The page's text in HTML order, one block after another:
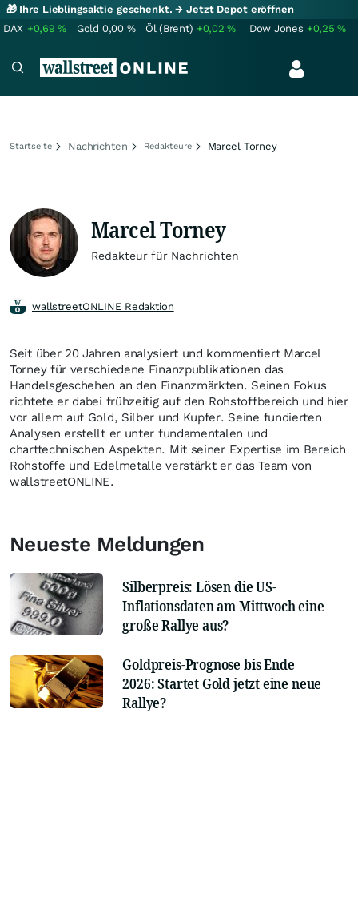
🎁 Ihre Lieblingsaktie geschenkt.→ Jetzt Depot eröffnen
DAX +0,69% Gold 0,00 % Öl (Brent) +0,02% Dow Jones +0,25%
Startseite Nachrichten Redakteure Marcel Torney
Marcel Torney
Redakteur für Nachrichten
wallstreetONLINE Redaktion
Seit über 20 Jahren analysiert und kommentiert Marcel
Torney für verschiedene Finanzpublikationen das
Handelsgeschehen an den Finanzmärkten. Seinen Fokus
richtete er dabei frühzeitig auf den Rohstoffbereich und hier
vor allem auf Gold, Silber und Kupfer. Seine fundierten
Analysen erstellt er unter fundamentalen und
charttechnischen Aspekten. Mit seiner Expertise im Bereich
Rohstoffe und Edelmetalle verstärkt er das Team von
wallstreetONLINE.
Neueste Meldungen
Silberpreis: Lösen die US-
Inflationsdaten am Mittwoch eine
große Rallye aus?
Goldpreis-Prognose bis Ende
2026: Startet Gold jetzt eine neue
Rallye?